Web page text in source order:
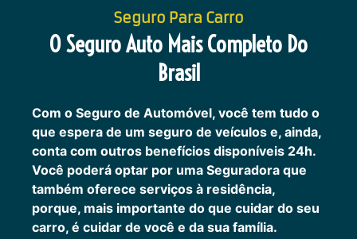
Seguro Para Carro
O Seguro Auto Mais Completo Do
Brasil
Com o Seguro de Automóvel, você tem tudo o
que espera de um seguro de veículos e, ainda,
conta com outros benefícios disponíveis 24h.
Você poderá optar por uma Seguradora que
também oferece serviços à residência,
porque, mais importante do que cuidar do seu
carro, é cuidar de você e da sua família.